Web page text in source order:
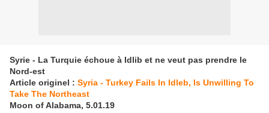
Syrie - La Turquie échoue à Idlib et ne veut pas prendre le
Nord-est
Article originel : Syria - Turkey Fails In Idleb, Is Unwilling To
Take The Northeast
Moon of Alabama, 5.01.19